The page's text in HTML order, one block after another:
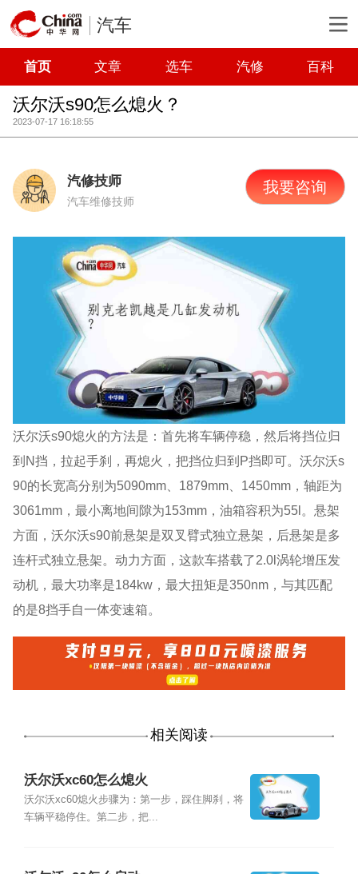
汽车
首页 文章 选车 汽修 百科
沃尔沃s90怎么熄火？
2023-07-17 16:18:55
汽修技师
汽车维修技师
我要咨询
沃尔沃s90熄火的方法是：首先将车辆停稳，然后将挡位归
到N挡，拉起手刹，再熄火，把挡位归到P挡即可。沃尔沃s
90的长宽高分别为5090mm、1879mm、1450mm，轴距为
3061mm，最小离地间隙为153mm，油箱容积为55l。悬架
方面，沃尔沃s90前悬架是双叉臂式独立悬架，后悬架是多
连杆式独立悬架。动力方面，这款车搭载了2.0l涡轮增压发
动机，最大功率是184kw，最大扭矩是350nm，与其匹配
的是8挡手自一体变速箱。
相关阅读
沃尔沃xc60怎么熄火
沃尔沃xc60熄火步骤为：第一步，踩住脚刹，将
车辆平稳停住。第二步，把...